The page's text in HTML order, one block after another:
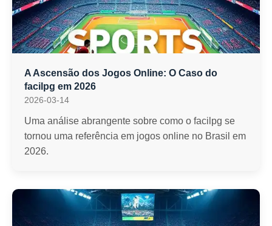
A Ascensão dos Jogos Online: O Caso do
facilpg em 2026
2026-03-14
Uma análise abrangente sobre como o facilpg se
tornou uma referência em jogos online no Brasil em
2026.